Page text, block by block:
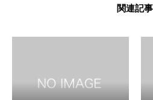
関連記事